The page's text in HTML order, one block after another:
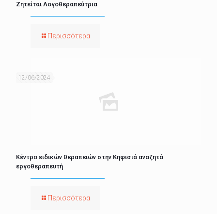
Ζητείται Λογοθεραπεύτρια
Περισσότερα
12/06/2024
Κέντρο ειδικών θεραπειών στην Κηφισιά αναζητά
εργοθεραπευτή
Περισσότερα